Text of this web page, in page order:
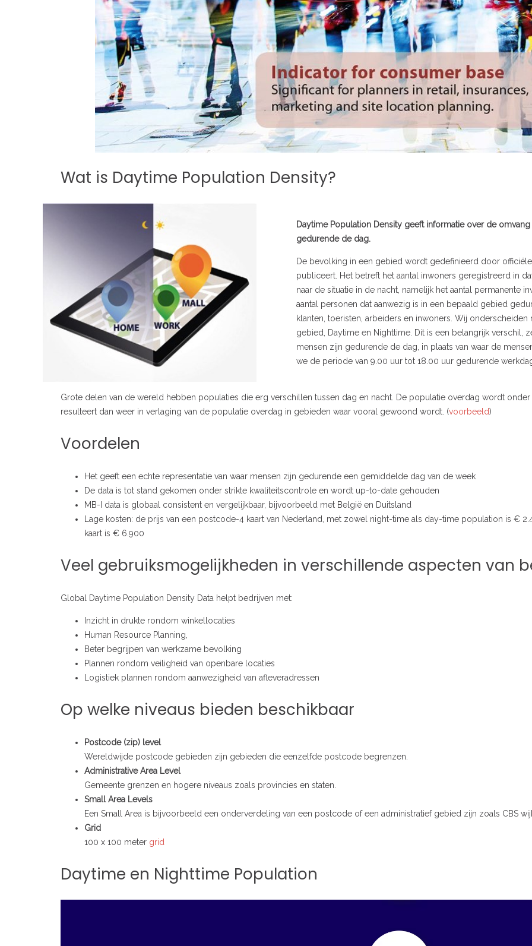
Wat is Daytime Population Density?
Daytime Population Density geeft informatie over de
gedurende de dag.
De bevolking in een gebied wordt gedefinieerd door
publiceert. Het betreft het aantal inwoners geregistreerd in
naar de situatie in de nacht, namelijk het aantal permanente
aantal personen dat aanwezig is in een bepaald gebied
klanten, toeristen, arbeiders en inwoners. Wij
gebied, Daytime en Nighttime. Dit is een belangrijk verschil,
mensen zijn gedurende de dag, in plaats van waar de
we de periode van 9.00 uur tot 18.00 uur gedurende
Grote delen van de wereld hebben populaties die erg verschillen tussen dag en nacht. De populatie overdag wordt
resulteert dan weer in verlaging van de populatie overdag in gebieden waar vooral gewoond wordt. (voorbeeld)
Voordelen
Het geeft een echte representatie van waar mensen zijn gedurende een gemiddelde dag van de week
De data is tot stand gekomen onder strikte kwaliteitscontrole en wordt up-to-date gehouden
MB-I data is globaal consistent en vergelijkbaar, bijvoorbeeld met België en Duitsland
Lage kosten: de prijs van een postcode-4 kaart van Nederland, met zowel night-time als day-time population is €
kaart is € 6.900
Veel gebruiksmogelijkheden in verschillende aspecten van
Global Daytime Population Density Data helpt bedrijven met:
Inzicht in drukte rondom winkellocaties
Human Resource Planning,
Beter begrijpen van werkzame bevolking
Plannen rondom veiligheid van openbare locaties
Logistiek plannen rondom aanwezigheid van afleveradressen
Op welke niveaus bieden beschikbaar
Postcode (zip) level
Wereldwijde postcode gebieden zijn gebieden die eenzelfde postcode begrenzen.
Administrative Area Level
Gemeente grenzen en hogere niveaus zoals provincies en staten.
Small Area Levels
Een Small Area is bijvoorbeeld een onderverdeling van een postcode of een administratief gebied zijn zoals CBS
Grid
100 x 100 meter grid
Daytime en Nighttime Population